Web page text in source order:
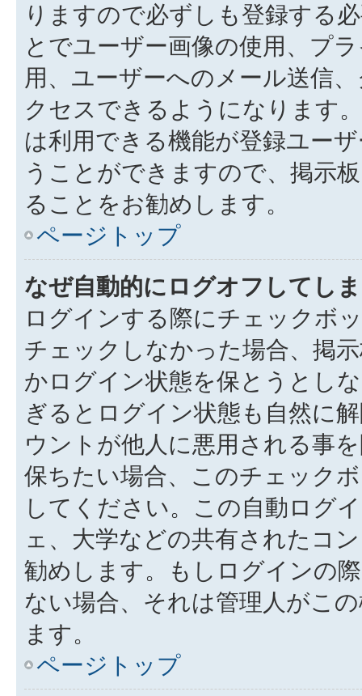
りますので必ずしも登録する
とでユーザー画像の使用、プ
用、ユーザーへのメール送信
クセスできるようになります
は利用できる機能が登録ユー
うことができますので、掲示
ることをお勧めします。
ページトップ
なぜ自動的にログオフしてし
ログインする際にチェックボ
チェックしなかった場合、掲
かログイン状態を保とうとし
ぎるとログイン状態も自然に
ウントが他人に悪用される事
保ちたい場合、このチェック
してください。この自動ログ
ェ、大学などの共有されたコ
勧めします。もしログインの
ない場合、それは管理人がこ
ます。
ページトップ